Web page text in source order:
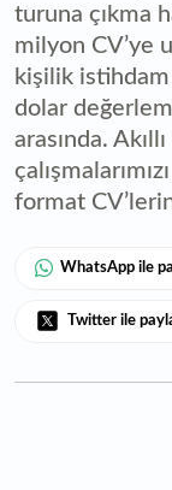
turuna çıkma
milyon CV’ye
kişilik
dolar
arasında.
format
WhatsApp ile
Twitter ile